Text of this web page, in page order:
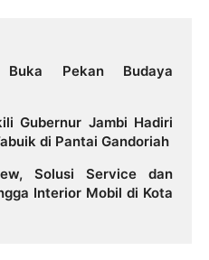
Buka Pekan Budaya
Gubernur Jambi Hadiri
di Pantai Gandoriah
Solusi Service dan
Interior Mobil di Kota